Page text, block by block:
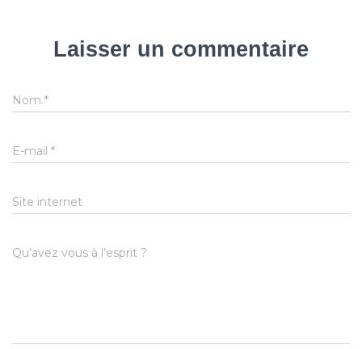
Laisser un commentaire
Nom *
E-mail *
Site internet
Qu’avez vous à l’esprit ?